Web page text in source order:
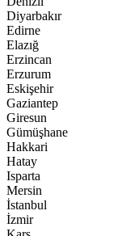
Diyarbakır
Edirne
Elazığ
Erzincan
Erzurum
Eskişehir
Gaziantep
Giresun
Gümüşhane
Hakkari
Hatay
Isparta
Mersin
İstanbul
İzmir